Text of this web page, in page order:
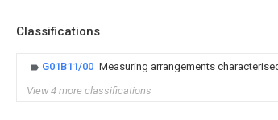
Classifications
G01B11/00 Measuring arrangements
View 4 more classifications